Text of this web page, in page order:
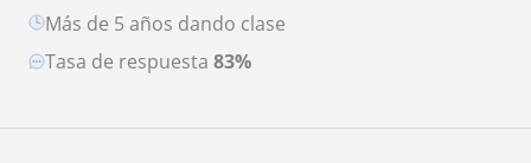
más de 5 años dando clase
Tasa de respuesta 83%